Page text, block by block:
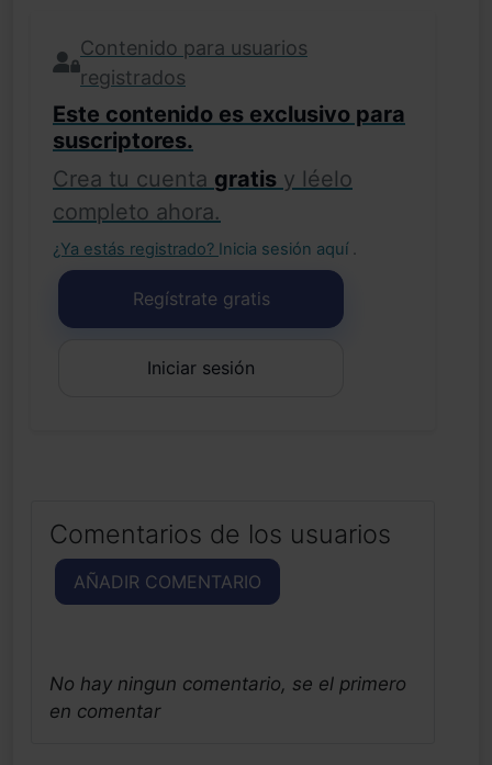
Contenido para usuarios
registrados
Este contenido es exclusivo para
suscriptores.
Crea tu cuenta gratis y léelo
completo ahora.
¿Ya estás registrado? Inicia sesión aquí .
Regístrate gratis
Iniciar sesión
Comentarios de los usuarios
AÑADIR COMENTARIO
No hay ningun comentario, se el primero
en comentar